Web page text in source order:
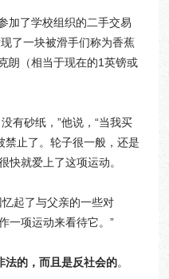
加了学校组织的二手交易
了一块被滑手们称为香蕉
朗（相当于现在的1英镑或
有砂纸，”他说，“当我买
禁止了。轮子很一般，还是
快就爱上了这项运动。
起了与父亲的一些对
一项运动来看待它。”
法的，而且是反社会的。